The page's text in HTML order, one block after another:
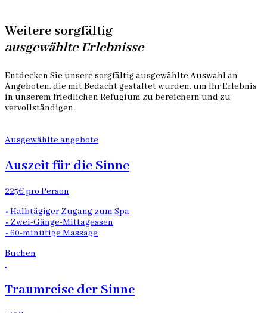
Weitere sorgfältig
ausgewählte Erlebnisse
Entdecken Sie unsere sorgfältig ausgewählte Auswahl an
Angeboten, die mit Bedacht gestaltet wurden, um Ihr Erlebnis
in unserem friedlichen Refugium zu bereichern und zu
vervollständigen.
Ausgewählte angebote
Auszeit für die Sinne
225€ pro Person
• Halbtägiger Zugang zum Spa
• Zwei-Gänge-Mittagessen
• 60-minütige Massage
Buchen
Traumreise der Sinne